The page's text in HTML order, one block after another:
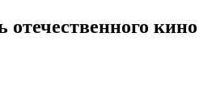
отечественного кино